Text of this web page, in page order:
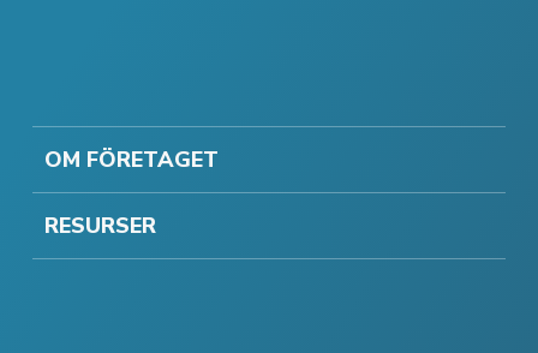
OM FÖRETAGET
RESURSER